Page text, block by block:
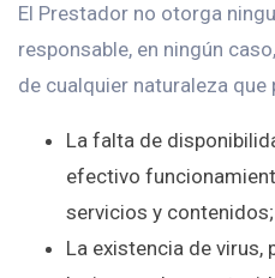
El Prestador no otorga
responsable, en ningún
de cualquier naturaleza que
La falta de
efectivo
servicios y contenidos;
La existencia de